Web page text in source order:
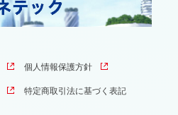
個人情報保護方針
特定商取引法に基づく表記